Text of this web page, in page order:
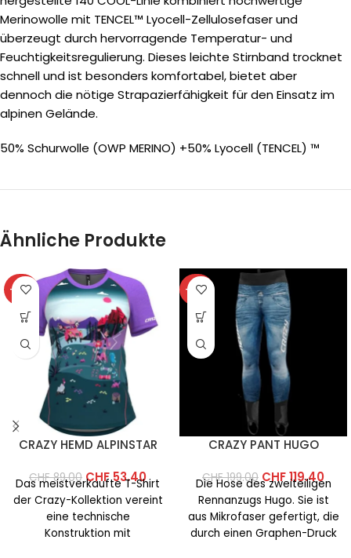
Merinowolle mit TENCEL™ Lyocell-Zellulosefaser und
überzeugt durch hervorragende Temperatur- und
Feuchtigkeitsregulierung. Dieses leichte Stirnband trocknet
schnell und ist besonders komfortabel, bietet aber
dennoch die nötige Strapazierfähigkeit für den Einsatz im
alpinen Gelände.
50% Schurwolle (OWP MERINO) +50% Lyocell (TENCEL) ™
Ähnliche Produkte
-40%
CRAZY HEMD ALPINSTAR
CHF89.00 CHF53.40
Das meistverkaufte T-Shirt
der Crazy-Kollektion vereint
eine technische
Konstruktion mit
-40%
CRAZY PANT HUGO
CHF199.00 CHF119.40
Die Hose des zweiteiligen
Rennanzugs Hugo. Sie ist
aus Mikrofaser gefertigt, die
durch einen Graphen-Druck